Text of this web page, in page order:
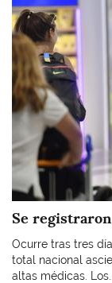
Se
Ocurre tras tres
total nacional
altas médicas. Los...